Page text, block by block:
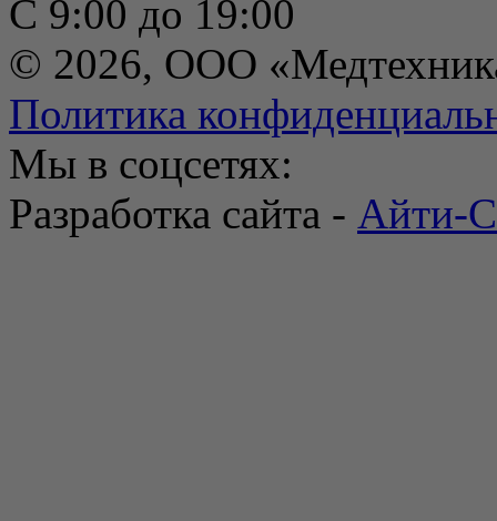
С 9:00 до 19:00
© 2026, ООО
Политика
Мы в соцсетях:
Разработка сайта - Айти-